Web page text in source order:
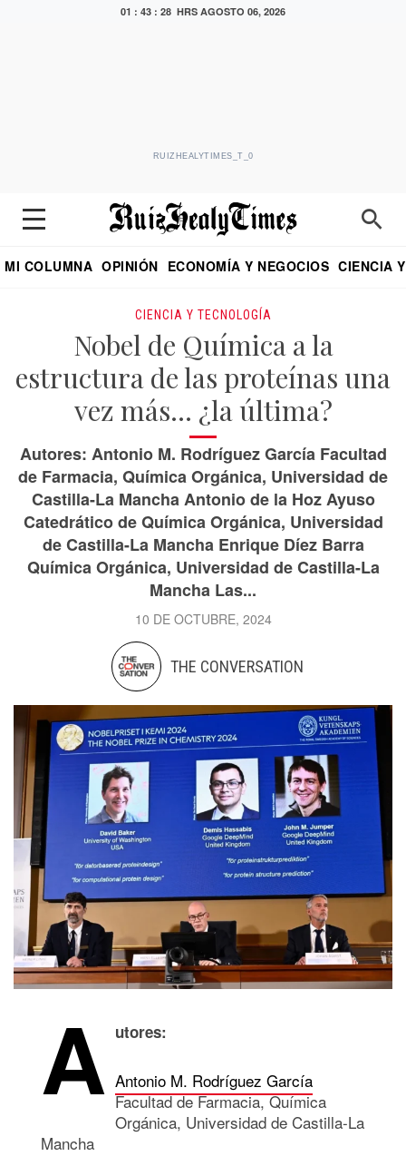
01 : 43 : 29 HRS AGOSTO 06, 2026
RUIZHEALYTIMES_T_0
MI COLUMNA OPINIÓN ECONOMÍA Y NEGOCIOS CIENCIA
CIENCIA Y TECNOLOGÍA
Nobel de Química a la
estructura de las proteínas una
vez más… ¿la última?
Autores: Antonio M. Rodríguez García Facultad
de Farmacia, Química Orgánica, Universidad de
Castilla-La Mancha Antonio de la Hoz Ayuso
Catedrático de Química Orgánica, Universidad
de Castilla-La Mancha Enrique Díez Barra
Química Orgánica, Universidad de Castilla-La
Mancha Las...
10 DE OCTUBRE, 2024
THE CONVERSATION
A utores:
Antonio M. Rodríguez García
Facultad de Farmacia, Química
Orgánica, Universidad de Castilla-La
Mancha